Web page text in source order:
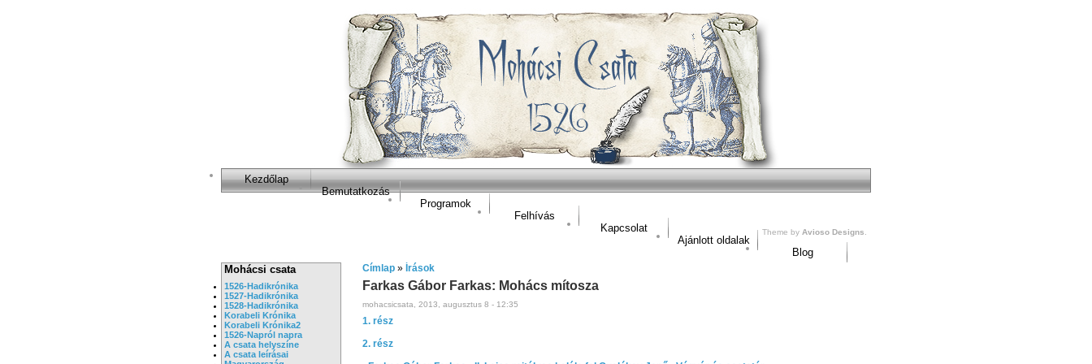
Kezdőlap
Bemutatkozás
Programok
Felhívás
Kapcsolat
Ajánlott oldalak
Blog
Mohácsi csata
1526-Hadikrónika
1527-Hadikrónika
1528-Hadikrónika
Korabeli Krónika
Korabeli Krónika2
1526-Napról napra
A csata helyszíne
A csata leírásai
Címlap » Írások
Farkas Gábor Farkas: Mohács mítosza
mohacsicsata, 2013, augusztus 8 - 12:35
1. rész
2. rész
Theme by Avioso Designs